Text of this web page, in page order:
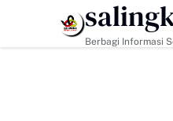
HEADLINE
Berbagi Informasi